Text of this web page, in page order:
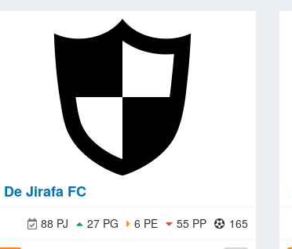
De Jirafa FC
165
55 PP
6 PE
27 PG
88 PJ